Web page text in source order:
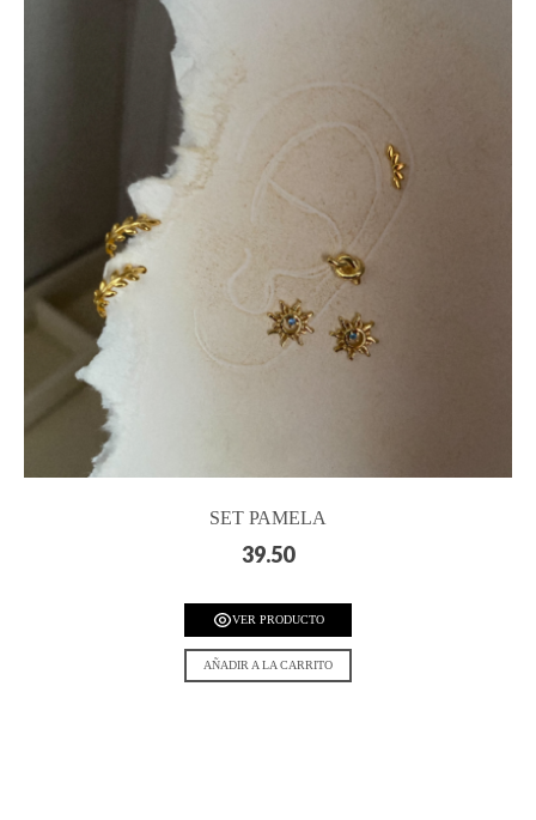
SET PAMELA
39.50
VER PRODUCTO
AÑADIR A LA CARRITO